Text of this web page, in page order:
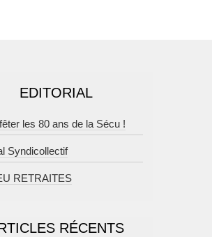
EDITORIAL
les 80 ans de la Sécu !
Syndicollectif
RETRAITES
RÉCENTS